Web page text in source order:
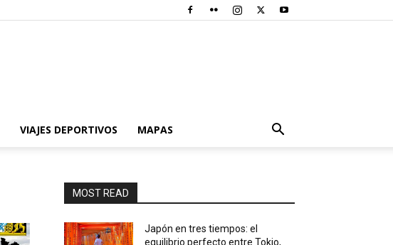
VIAJES DEPORTIVOS MAPAS
MOST READ
Japón en tres tiempos: el
equilibrio perfecto entre Tokio,